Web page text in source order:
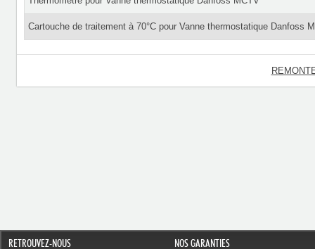
Cartouche de traitement à 70°C pour Vanne thermostatique Danfoss
RETROUVEZ-NOUS NOS GARANTIES